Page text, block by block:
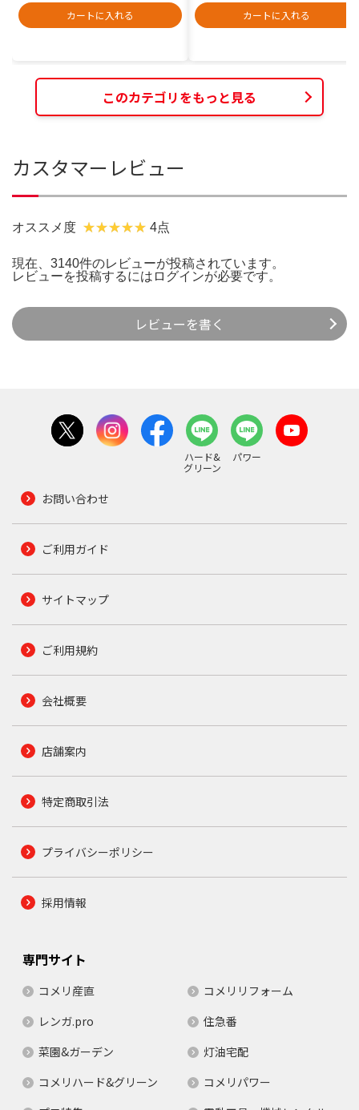
カートに入れる
カートに入れる
このカテゴリをもっと見る
カスタマーレビュー
オススメ度 4点
現在、3140件のレビューが投稿されています。
レビューを投稿するには ログインが必要です。
レビューを書く
ハード&
グリーン
パワー
お問い合わせ
ご利用ガイド
サイトマップ
ご利用規約
会社概要
店舗案内
特定商取引法
プライバシーポリシー
採用情報
専門サイト
コメリ産直
コメリリフォーム
レンガ.pro
住急番
菜園&ガーデン
灯油宅配
コメリハード&グリーン
コメリパワー